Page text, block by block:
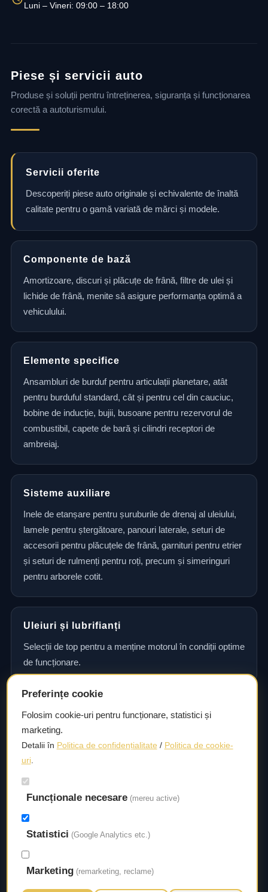
Luni – Vineri: 09:00 – 18:00
Piese și servicii auto
Produse și soluții pentru întreținerea, siguranța și funcționarea
corectă a autoturismului.
Servicii oferite
Descoperiți piese auto originale și echivalente de înaltă
calitate pentru o gamă variată de mărci și modele.
Componente de bază
Amortizoare, discuri și plăcuțe de frână, filtre de ulei și
lichide de frână, menite să asigure performanța optimă a
vehiculului.
Elemente specifice
Ansambluri de burduf pentru articulații planetare, atât
pentru burduful standard, cât și pentru cel din cauciuc,
bobine de inducție, bujii, busoane pentru rezervorul de
combustibil, capete de bară și cilindri receptori de
ambreiaj.
Sisteme auxiliare
Inele de etanșare pentru șuruburile de drenaj al uleiului,
lamele pentru ștergătoare, panouri laterale, seturi de
accesorii pentru plăcuțele de frână, garnituri pentru etrier
și seturi de rulmenți pentru roți, precum și simeringuri
pentru arborele cotit.
Uleiuri și lubrifianți
Selecții de top pentru a menține motorul în condiții optime
de funcționare.
Consultanță și asistență tehnică
Consultanță și asistență tehnică pentru alegerea pieselor
potrivite și efectuarea reparațiilor sau întreținerii corecte.
Livrare rapidă
Asigurăm un timp de livrare scurt, astfel încât să aveți
acces la piesele necesare fără întârzieri.
Preferințe cookie
Folosim cookie-uri pentru funcționare, statistici și
marketing.
Detalii în Politica de confidențialitate / Politica de cookie-
uri.
Funcționale necesare (mereu active)
Statistici (Google Analytics etc.)
Marketing (remarketing, reclame)